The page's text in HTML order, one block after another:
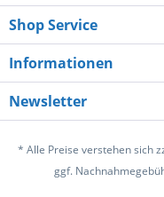
Shop Service
Informationen
Newsletter
* Alle Preise verstehen sich
ggf.